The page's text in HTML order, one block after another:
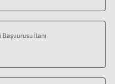
Başvurusu İlanı